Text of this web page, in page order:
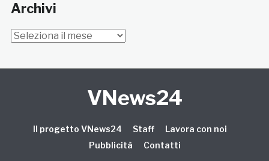
Archivi
Archivi
VNews24
Il progetto VNews24 Staff
Lavora con noi
Pubblicità
Contatti